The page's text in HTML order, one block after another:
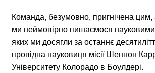
Команда, безумовно, пригнічена
ми неймовірно пишаємося
яких ми досягли за останнє
провідна науковиця місії Шеннон
Університету Колорадо в Боулдері.